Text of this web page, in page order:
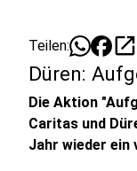
Teilen: open_in_new
Düren:
Die Aktion
Caritas und
Jahr wieder ein